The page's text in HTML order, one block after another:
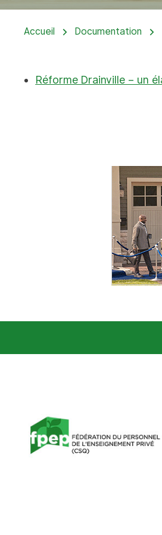
Accueil Documentation
Réforme Drainville – un